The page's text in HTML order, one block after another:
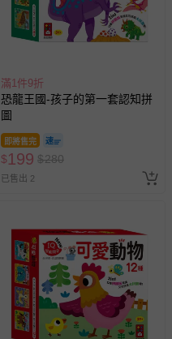
滿1件9折
恐龍王國-孩子的第一套認知拼
圖
即將售完
$199 $280
已售出 2